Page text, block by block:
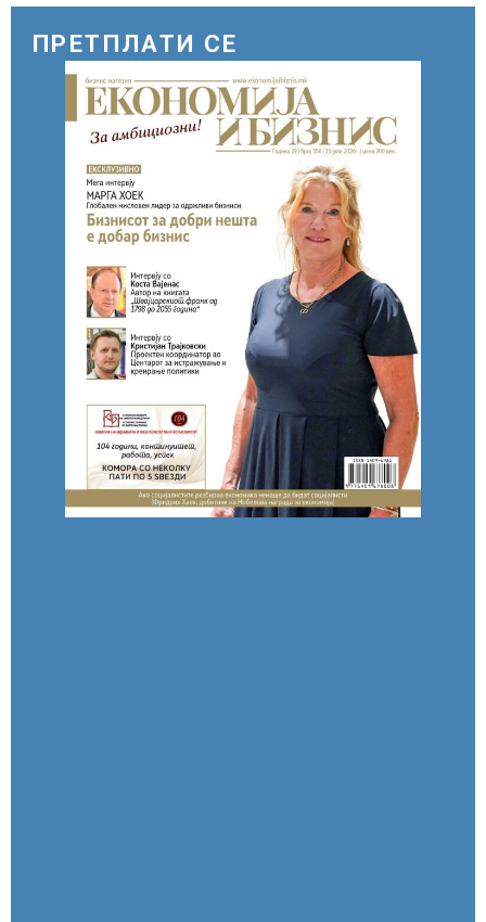
ПРЕТПЛАТИ СЕ